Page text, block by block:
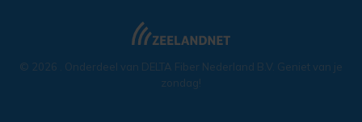
© 2026 . Onderdeel van DELTA Fiber Nederland B.V. Geniet van je
zondag!